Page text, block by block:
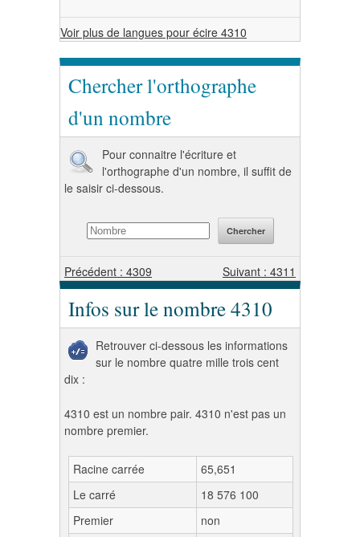
Voir plus de langues pour écire 4310
Chercher l'orthographe
d'un nombre
Pour connaitre l'écriture et
l'orthographe d'un nombre, il suffit de
le saisir ci-dessous.
Précédent : 4309 Suivant : 4311
Infos sur le nombre 4310
Retrouver ci-dessous les informations
sur le nombre quatre mille trois cent
dix :
4310 est un nombre pair. 4310 n'est pas un
nombre premier.
Racine carrée
65,651
Le carré
18 576 100
Premier
non